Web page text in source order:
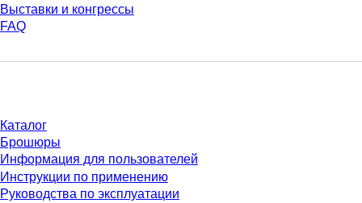
Выставки и конгрессы
FAQ
Каталог
Брошюры
Информация для пользователей
Инструкции по применению
Руководства по эксплуатации